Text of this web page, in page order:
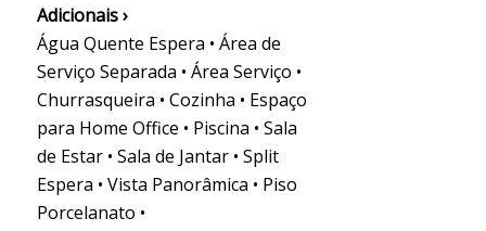
Adicionais ›
Água Quente Espera • Área de
Serviço Separada • Área Serviço •
Churrasqueira • Cozinha • Espaço
para Home Office • Piscina • Sala
de Estar • Sala de Jantar • Split
Espera • Vista Panorâmica • Piso
Porcelanato •